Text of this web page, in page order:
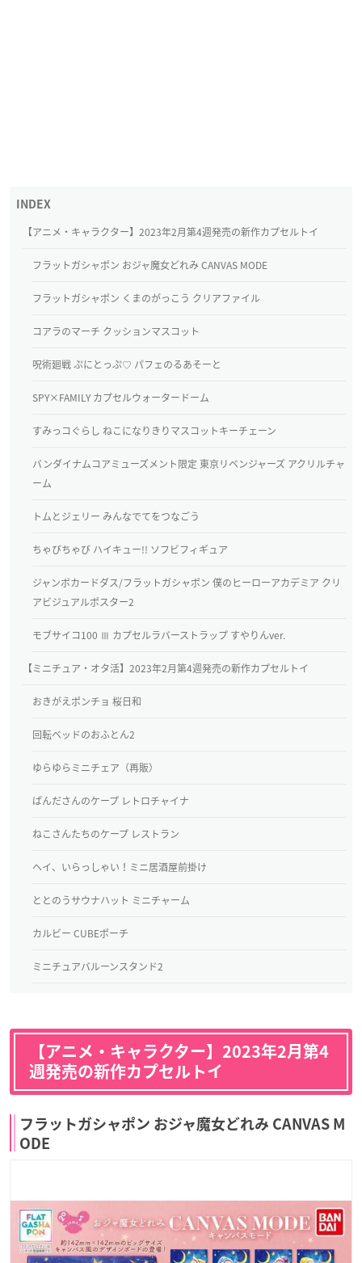
【アニメ・キャラクター】2023年2月第4週発売の新作カプセルトイ
フラットガシャポン おジャ魔女どれみ CANVAS MODE
フラットガシャポン くまのがっこう クリアファイル
コアラのマーチ クッションマスコット
呪術廻戦 ぷにとっぷ♡ パフェのるあそーと
SPY×FAMILY カプセルウォータードーム
すみっコぐらし ねこになりきりマスコットキーチェーン
バンダイナムコアミューズメント限定 東京リベンジャーズ アクリルチャ
ーム
トムとジェリー みんなでてをつなごう
ちゃびちゃび ハイキュー!! ソフビフィギュア
ジャンボカードダス/フラットガシャポン 僕のヒーローアカデミア クリ
アビジュアルポスター2
モブサイコ100 Ⅲ カプセルラバーストラップ すやりんver.
【ミニチュア・オタ活】2023年2月第4週発売の新作カプセルトイ
おきがえポンチョ 桜日和
回転ベッドのおふとん2
ゆらゆらミニチェア（再販）
ぱんださんのケープ レトロチャイナ
ねこさんたちのケープ レストラン
ヘイ、いらっしゃい！ミニ居酒屋前掛け
ととのうサウナハット ミニチャーム
カルビー CUBEポーチ
ミニチュアバルーンスタンド2
【アニメ・キャラクター】2023年2月第4
週発売の新作カプセルトイ
フラットガシャポン おジャ魔女どれみ CANVAS M
ODE